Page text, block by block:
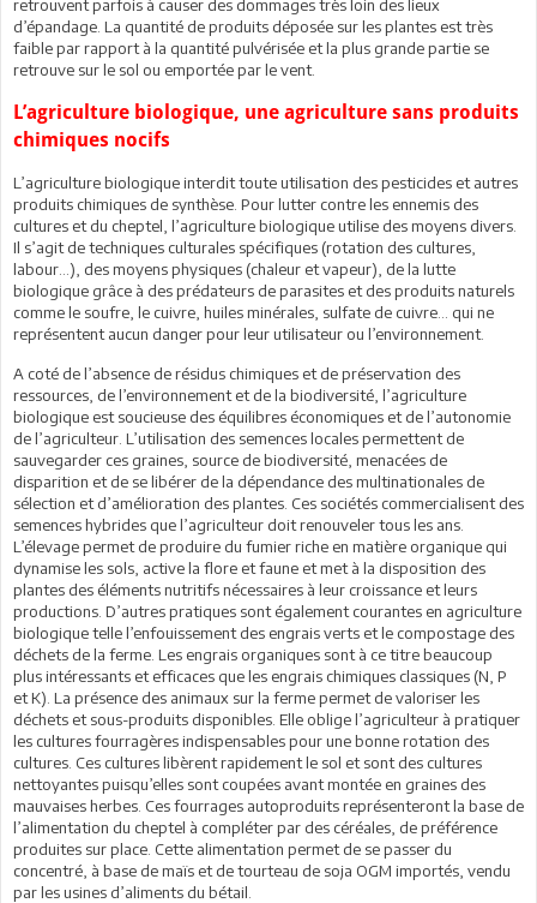
retrouvent parfois à causer des dommages très loin des lieux
d’épandage. La quantité de produits déposée sur les plantes est très
faible par rapport à la quantité pulvérisée et la plus grande partie se
retrouve sur le sol ou emportée par le vent.
L’agriculture biologique, une agriculture sans produits
chimiques nocifs
L’agriculture biologique interdit toute utilisation des pesticides et autres
produits chimiques de synthèse. Pour lutter contre les ennemis des
cultures et du cheptel, l’agriculture biologique utilise des moyens divers.
Il s’agit de techniques culturales spécifiques (rotation des cultures,
labour…), des moyens physiques (chaleur et vapeur), de la lutte
biologique grâce à des prédateurs de parasites et des produits naturels
comme le soufre, le cuivre, huiles minérales, sulfate de cuivre… qui ne
représentent aucun danger pour leur utilisateur ou l’environnement.
A coté de l’absence de résidus chimiques et de préservation des
ressources, de l’environnement et de la biodiversité, l’agriculture
biologique est soucieuse des équilibres économiques et de l’autonomie
de l’agriculteur. L’utilisation des semences locales permettent de
sauvegarder ces graines, source de biodiversité, menacées de
disparition et de se libérer de la dépendance des multinationales de
sélection et d’amélioration des plantes. Ces sociétés commercialisent des
semences hybrides que l’agriculteur doit renouveler tous les ans.
L’élevage permet de produire du fumier riche en matière organique qui
dynamise les sols, active la flore et faune et met à la disposition des
plantes des éléments nutritifs nécessaires à leur croissance et leurs
productions. D’autres pratiques sont également courantes en agriculture
biologique telle l’enfouissement des engrais verts et le compostage des
déchets de la ferme. Les engrais organiques sont à ce titre beaucoup
plus intéressants et efficaces que les engrais chimiques classiques (N, P
et K). La présence des animaux sur la ferme permet de valoriser les
déchets et sous-produits disponibles. Elle oblige l’agriculteur à pratiquer
les cultures fourragères indispensables pour une bonne rotation des
cultures. Ces cultures libèrent rapidement le sol et sont des cultures
nettoyantes puisqu’elles sont coupées avant montée en graines des
mauvaises herbes. Ces fourrages autoproduits représenteront la base de
l’alimentation du cheptel à compléter par des céréales, de préférence
produites sur place. Cette alimentation permet de se passer du
concentré, à base de maïs et de tourteau de soja OGM importés, vendu
par les usines d’aliments du bétail.